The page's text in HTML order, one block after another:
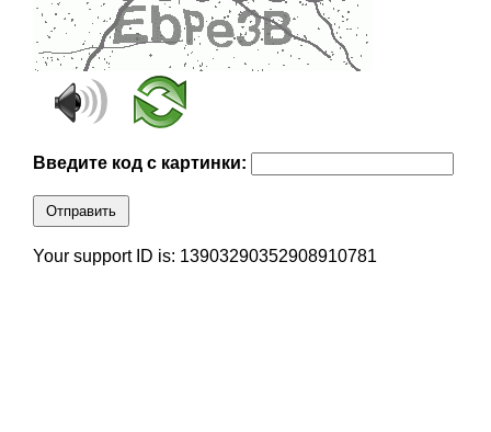
Введите код с картинки:
Отправить
Your support ID is: 13903290352908910781